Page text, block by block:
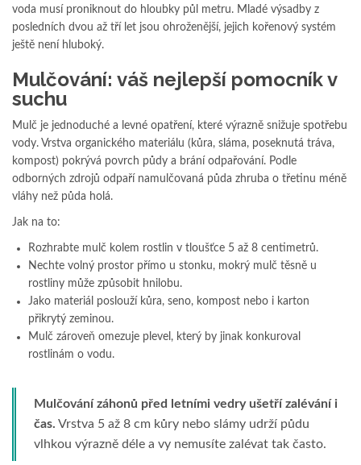
voda musí proniknout do hloubky půl metru. Mladé výsadby z
posledních dvou až tří let jsou ohroženější, jejich kořenový systém
ještě není hluboký.
Mulčování: váš nejlepší pomocník v
suchu
Mulč je jednoduché a levné opatření, které výrazně snižuje spotřebu
vody. Vrstva organického materiálu (kůra, sláma, poseknutá tráva,
kompost) pokrývá povrch půdy a brání odpařování. Podle
odborných zdrojů odpaří namulčovaná půda zhruba o třetinu méně
vláhy než půda holá.
Jak na to:
Rozhrabte mulč kolem rostlin v tloušťce 5 až 8 centimetrů.
Nechte volný prostor přímo u stonku, mokrý mulč těsně u
rostliny může způsobit hnilobu.
Jako materiál poslouží kůra, seno, kompost nebo i karton
přikrytý zeminou.
Mulč zároveň omezuje plevel, který by jinak konkuroval
rostlinám o vodu.
Mulčování záhonů před letními vedry ušetří zalévání i
čas. Vrstva 5 až 8 cm kůry nebo slámy udrží půdu
vlhkou výrazně déle a vy nemusíte zalévat tak často.